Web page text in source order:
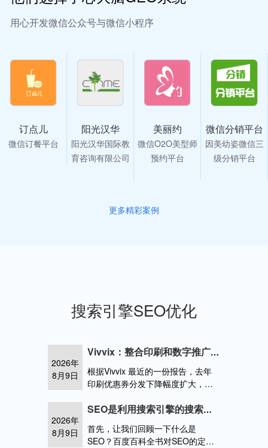
用心开发微信公众号与微信小程序
订点儿
微信订餐平台
阳光汉华
阳光汉华国际教
育咨询有限公司
美丽约
微信O2O美型师
预约平台
微信分销平台
因美幼姿微信三
级分销平台
更多精彩案例
搜索引擎SEO优化
2026年
8月9日
Vivvix：整合印刷和数字推广报告
根据Vivvix 最近的一份报告，去年
印刷优惠券分发下降幅度扩大，而
年印刷优惠券减少了 1253 亿张，
2026年
8月9日
SEO是利用搜索引擎的搜索规则，提高相关搜索引擎中目标网站
首先，让我们回顾一下什么是
SEO？百度百科全书对SEO的定